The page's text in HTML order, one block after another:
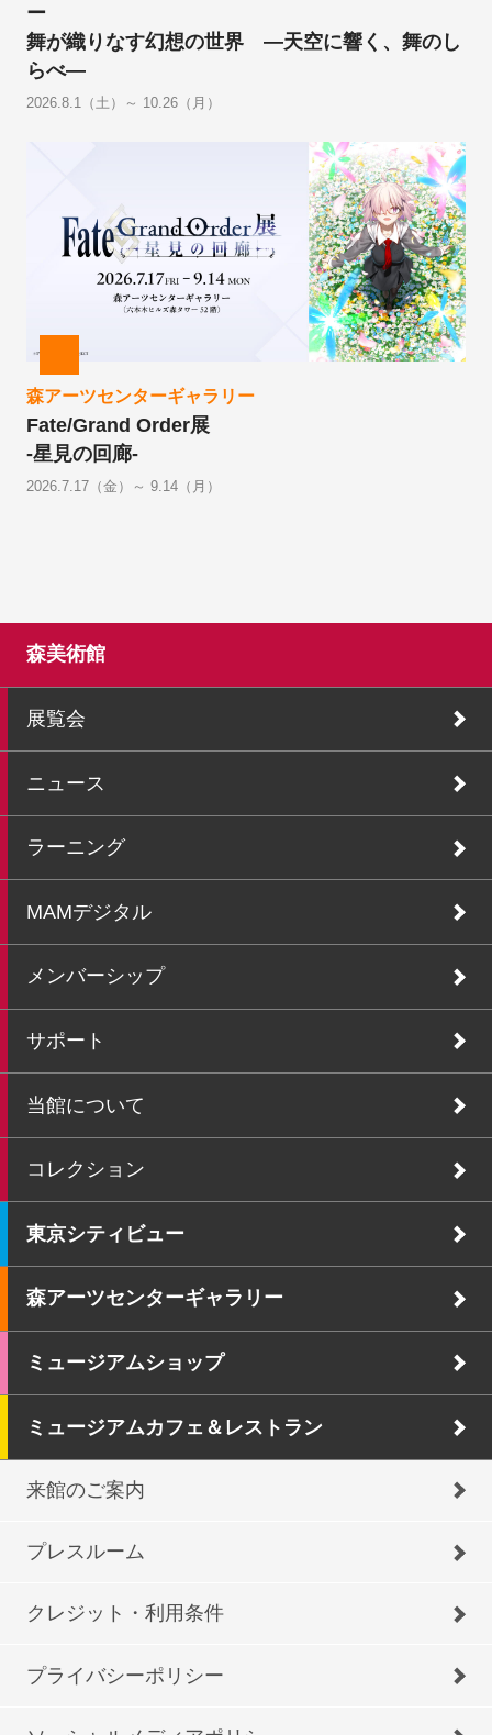
ー
舞が織りなす幻想の世界 ―天空に響く、舞のし
らべ―
2026.8.1（土）～ 10.26（月）
森アーツセンターギャラリー
Fate/Grand Order展
-星見の回廊-
2026.7.17（金）～ 9.14（月）
森美術館
展覧会
ニュース
ラーニング
MAMデジタル
メンバーシップ
サポート
当館について
コレクション
東京シティビュー
森アーツセンターギャラリー
ミュージアムショップ
ミュージアムカフェ＆レストラン
来館のご案内
プレスルーム
クレジット・利用条件
プライバシーポリシー